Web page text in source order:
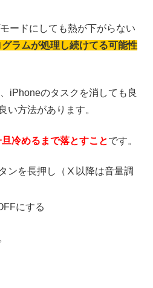
ードにしても熱が下がらない
ラムが処理し続けてる可能性
iPhoneのタスクを消しても良
い方法があります。
冷めるまで落とすことです。
ンを長押し（Ⅹ以降は音量調
にする